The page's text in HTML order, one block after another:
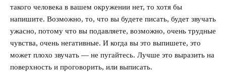
такого человека в вашем окружении нет, то хотя бы
напишите. Возможно, то, что вы будете писать, будет звучать
ужасно, потому что вы подавляете, возможно, очень трудные
чувства, очень негативные. И когда вы это выпишете, это
может плохо звучать — не пугайтесь. Лучше это выразить на
поверхность и проговорить, или выписать.